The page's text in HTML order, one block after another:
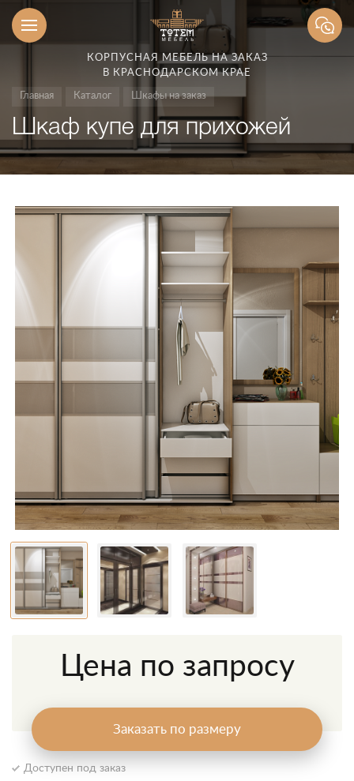
КОРПУСНАЯ МЕБЕЛЬ НА ЗАКАЗ
В КРАСНОДАРСКОМ КРАЕ
Главная Каталог Шкафы на заказ
Шкаф купе для прихожей
Доступен под заказ
Цена по запросу
Заказать по размеру